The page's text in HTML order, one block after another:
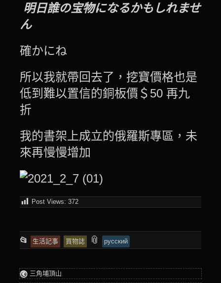
明日誰の宝物になるかもしれませ
ん
確かにね
所以我就帶回去了，挖寶價格也是
低到難以置信的銅板價＄50 再九
折
我的書架上成立的俄羅斯專區，未
來再慢慢增加
Post Views: 372
📂 This
entry
posted
生活記事 買物誌 📎 and
русский
三角埔頂山